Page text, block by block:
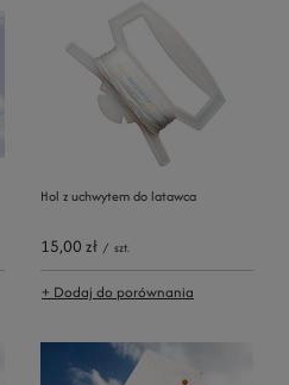
Hol z uchwytem do latawca
15,00 zł / szt.
+ Dodaj do porównania